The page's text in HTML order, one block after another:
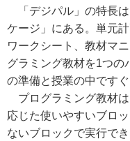
「デジパル」の特長
ケージ」にある。単元
ワークシート、教材マ
グラミング教材を1つの
の準備と授業の中です
プログラミング教材
応じた使いやすいブロ
ないブロックで実行で